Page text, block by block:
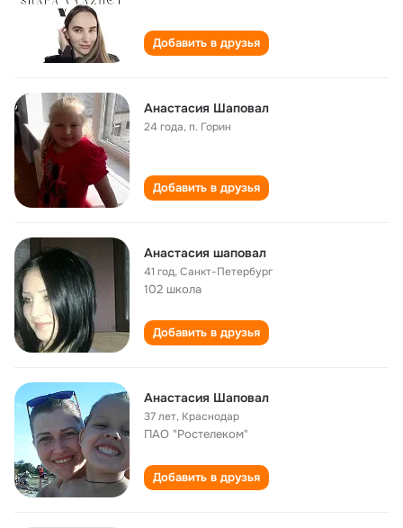
Добавить в друзья
Анастасия Шаповал
24 года,п. Горин
Добавить в друзья
Анастасия шаповал
41 год,Санкт-Петербург
102 школа
Добавить в друзья
Анастасия Шаповал
37 лет, Краснодар
ПАО "Ростелеком"
Добавить в друзья